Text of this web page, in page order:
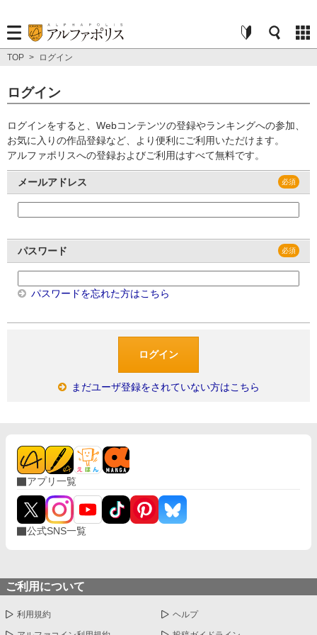
TOP > ログイン
ログイン
ログインをすると、Webコンテンツの登録やランキングへの参加、
お気に入りの作品登録など、より便利にご利用いただけます。
アルファポリスへの登録およびご利用はすべて無料です。
メールアドレス
パスワード
パスワードを忘れた方はこちら
まだユーザ登録をされていない方はこちら
アプリ一覧
公式SNS一覧
ご利用について
利用規約 ヘルプ